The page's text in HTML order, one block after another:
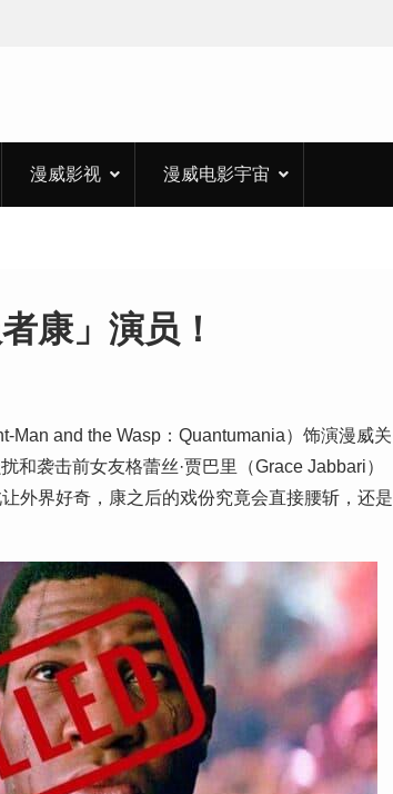
漫威影视 漫威电影宇宙
康」演员！
and the Wasp：Quantumania）饰演漫威关
和袭击前女友格蕾丝·贾巴里（Grace Jabbari）
外界好奇，康之后的戏份究竟会直接腰斩，还是